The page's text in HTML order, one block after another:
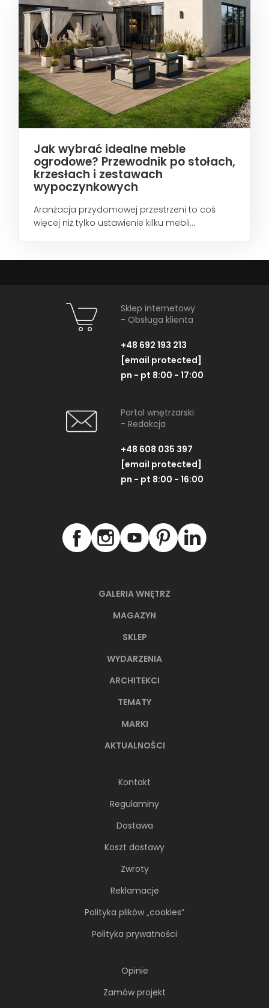
Jak wybrać idealne meble
ogrodowe? Przewodnik po stołach,
krzesłach i zestawach
wypoczynkowych
Aranżacja przydomowej przestrzeni to coś
więcej niż tylko ustawienie kilku mebli...
GALERIA WNĘTRZ
MAGAZYN
SKLEP
WYDARZENIA
ARCHITEKCI
TEMATY
MARKI
AKTUALNOŚCI
Kontakt
Regulaminy
Dostawa
Koszt dostawy
Zwroty
Reklamacje
Polityka plików „cookies”
Polityka prywatności
Opinie
Zamów projekt
Sklep internetowy
- Obsługa klienta
+48 692 193 213
[email protected]
pn - pt 8:00 - 17:00
Portal wnętrzarski
- Redakcja
+48 608 035 397
[email protected]
pn - pt 8:00 - 16:00